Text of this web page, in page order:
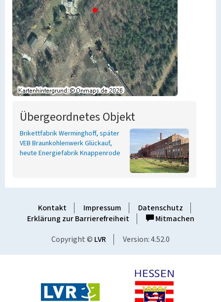
Übergeordnetes Objekt
Brikettfabrik Werminghoff, später
VEB Braunkohlenwerk Glückauf,
heute Energiefabrik Knappenrode
Kontakt Impressum
Datenschutz
Erklärung zur Barrierefreiheit
Mitmachen
Copyright © LVR Version: 4.52.0